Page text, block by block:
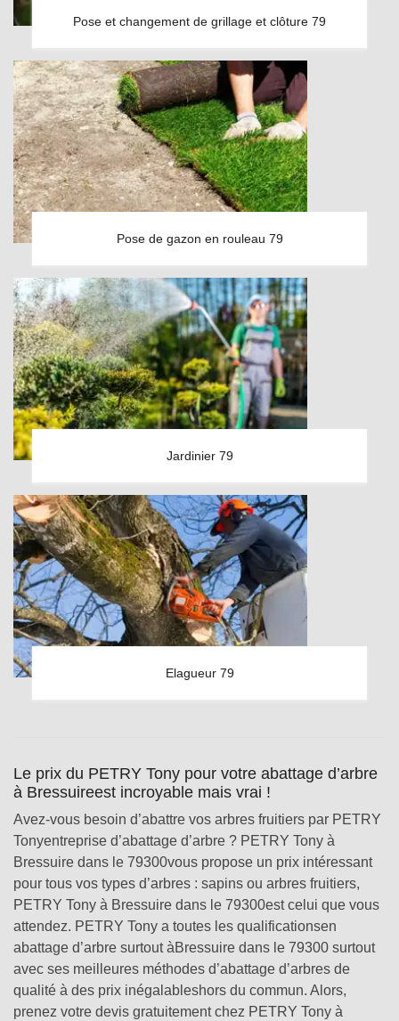
Pose et changement de grillage et clôture 79
Pose de gazon en rouleau 79
Jardinier 79
Elagueur 79
Le prix du PETRY Tony pour votre abattage d’arbre
à Bressuireest incroyable mais vrai !
Avez-vous besoin d’abattre vos arbres fruitiers par PETRY
Tonyentreprise d’abattage d’arbre ? PETRY Tony à
Bressuire dans le 79300vous propose un prix intéressant
pour tous vos types d’arbres : sapins ou arbres fruitiers,
PETRY Tony à Bressuire dans le 79300est celui que vous
attendez. PETRY Tony a toutes les qualificationsen
abattage d’arbre surtout àBressuire dans le 79300 surtout
avec ses meilleures méthodes d’abattage d’arbres de
qualité à des prix inégalableshors du commun. Alors,
prenez votre devis gratuitement chez PETRY Tony à